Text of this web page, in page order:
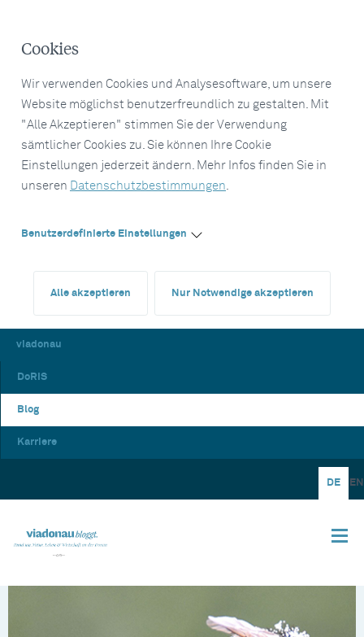
Cookies
Wir verwenden Cookies und Analysesoftware, um unsere
Website möglichst benutzerfreundlich zu gestalten. Mit
"Alle Akzeptieren" stimmen Sie der Verwendung
sämtlicher Cookies zu. Sie können Ihre Cookie
Einstellungen jederzeit ändern. Mehr Infos finden Sie in
unseren Datenschutzbestimmungen.
Benutzerdefinierte Einstellungen
Alle akzeptieren Nur Notwendige akzeptieren
viadonau
DoRIS
Blog
Karriere
DE EN